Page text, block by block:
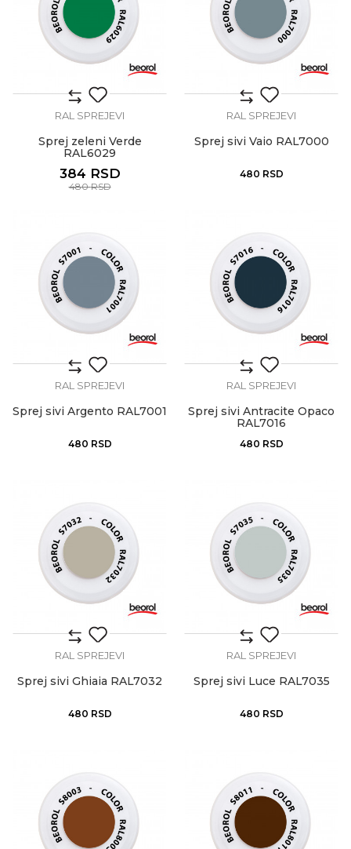
RAL SPREJEVI
Sprej zeleni Verde
RAL6029
384 RSD
480RSD
RAL SPREJEVI
Sprej sivi Vaio RAL7000
480 RSD
RAL SPREJEVI
Sprej sivi Argento RAL7001
480 RSD
RAL SPREJEVI
Sprej sivi Antracite Opaco
RAL7016
480 RSD
RAL SPREJEVI
Sprej sivi Ghiaia RAL7032
480 RSD
RAL SPREJEVI
Sprej sivi Luce RAL7035
480 RSD